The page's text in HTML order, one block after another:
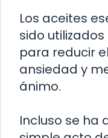
Los aceites
sido
para reducir
ansiedad y
ánimo.
Incluso se ha